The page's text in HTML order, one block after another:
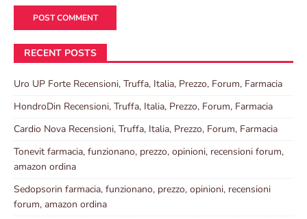
RECENT POSTS
Uro UP Forte Recensioni, Truffa, Italia, Prezzo, Forum, Farmacia
HondroDin Recensioni, Truffa, Italia, Prezzo, Forum, Farmacia
Cardio Nova Recensioni, Truffa, Italia, Prezzo, Forum, Farmacia
Tonevit farmacia, funzionano, prezzo, opinioni, recensioni forum,
amazon ordina
Sedopsorin farmacia, funzionano, prezzo, opinioni, recensioni
forum, amazon ordina